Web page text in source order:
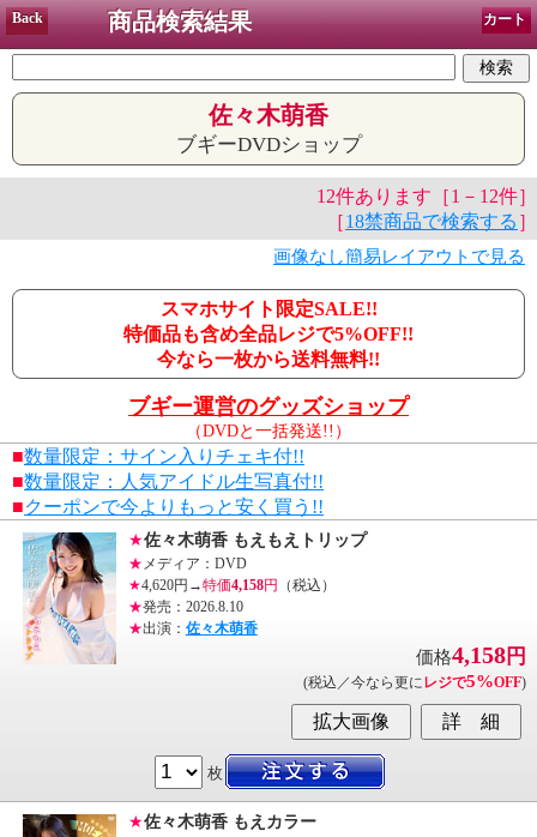
Back 商品検索結果 カート
佐々木萌香
ブギーDVDショップ
12件あります［1－12件］
［18禁商品で検索する ］
画像なし簡易レイアウトで見る
スマホサイト限定SALE!!
特価品も含め全品レジで5%OFF!!
今なら一枚から送料無料!!
ブギー運営のグッズショップ
（DVDと一括発送!!）
■数量限定：サイン入りチェキ付!!
■数量限定：人気アイドル生写真付!!
■クーポンで今よりもっと安く買う!!
★佐々木萌香 もえもえトリップ
★ メディア：DVD
★4,620円→特価4,158円
（税込）
★発売：2026.8.10
★出演： 佐々木萌香
価格4,158円
(税込／今なら更に レジで5%OFF)
枚
★佐々木萌香 もえカラー